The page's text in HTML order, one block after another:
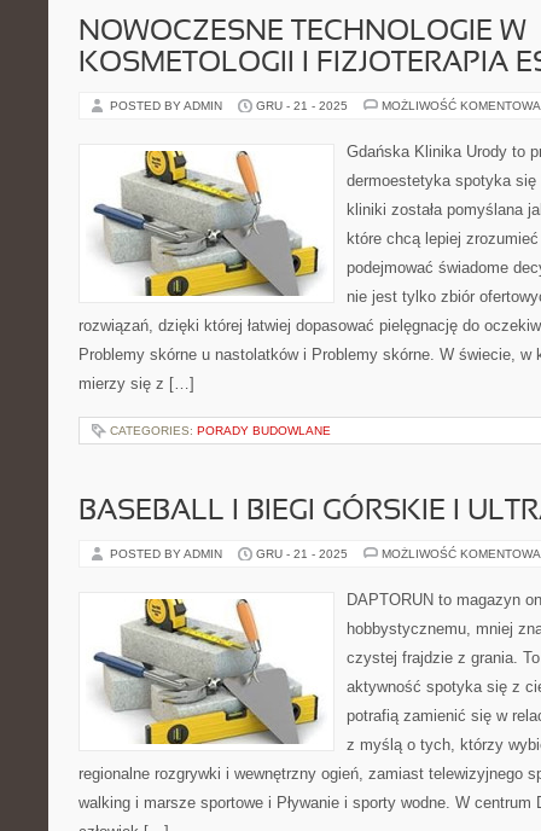
NOWOCZESNE TECHNOLOGIE W
KOSMETOLOGII I FIZJOTERAPIA
POSTED BY ADMIN GRU - 21 - 2025 MOŻLIWOŚĆ
Gdańska Klinika Urody to
dermoestetyka spotyka
kliniki została pomyślana
które chcą lepiej
podejmować świadome
nie jest tylko zbiór
rozwiązań, dzięki której łatwiej dopasować pielęgnację do
Problemy skórne u nastolatków i Problemy skórne. W świecie, w
mierzy się z […]
CATEGORIES: PORADY BUDOWLANE
BASEBALL I BIEGI GÓRSKIE I
POSTED BY ADMIN GRU - 21 - 2025 MOŻLIWOŚĆ
DAPTORUN to magazyn
hobbystycznemu, mniej
czystej frajdzie z grania.
aktywność spotyka się z
potrafią zamienić się w
z myślą o tych, którzy
regionalne rozgrywki i wewnętrzny ogień, zamiast telewizyjnego
walking i marsze sportowe i Pływanie i sporty wodne. W centrum